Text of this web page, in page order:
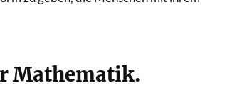
Mathematik.